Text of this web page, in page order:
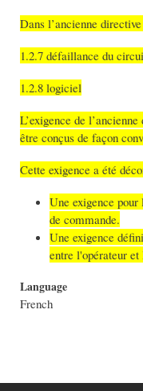
Dans l’ancienne
1.2.7 défaillance du
1.2.8 logiciel
L’exigence de
être conçus de façon
Cette exigence a été
Une exigence
de commande.
Une exigence
entre l'opérateur
Language
French